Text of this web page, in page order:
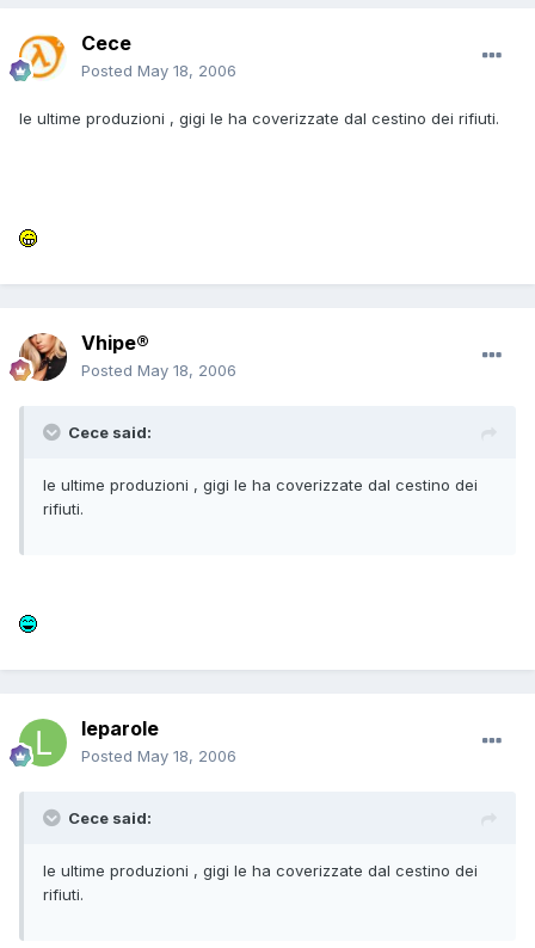
Cece
Posted May 18, 2006
le ultime produzioni , gigi le ha coverizzate dal cestino dei rifiuti.
Vhipe®
Posted May 18, 2006
Cece said:
le ultime produzioni , gigi le ha coverizzate dal cestino dei
rifiuti.
leparole
Posted May 18, 2006
Cece said:
le ultime produzioni , gigi le ha coverizzate dal cestino dei
rifiuti.